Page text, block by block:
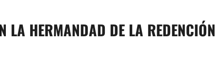
LA HERMANDAD DE LA REDENCIÓN